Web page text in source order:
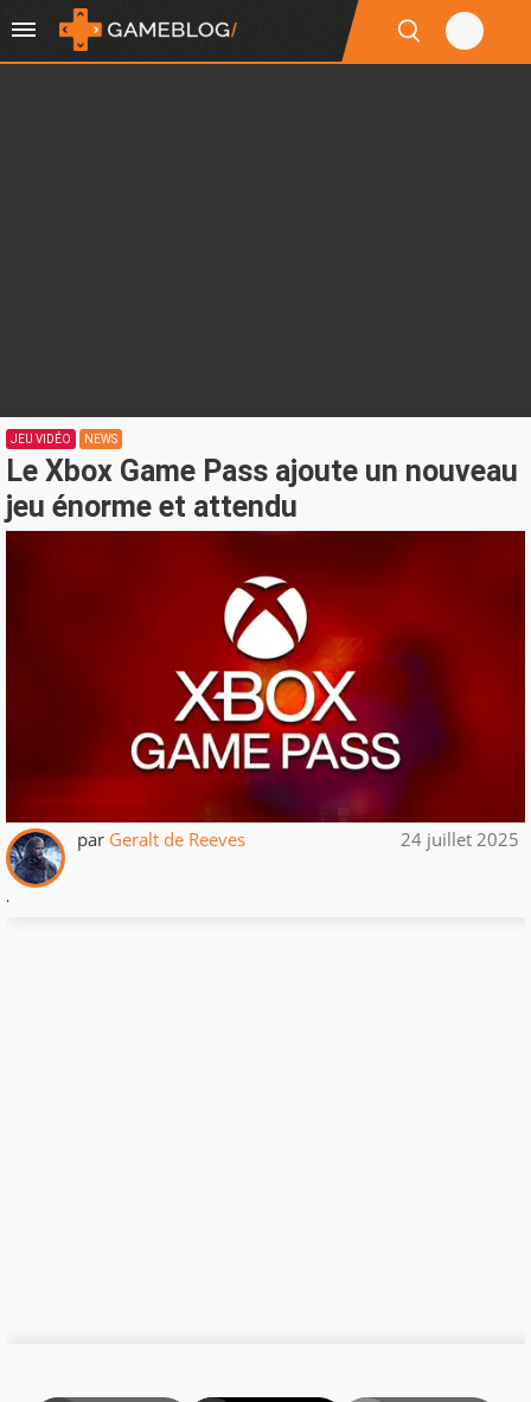
JEU VIDÉO NEWS
Le Xbox Game Pass ajoute un nouveau
jeu énorme et attendu
par Geralt de Reeves 24 juillet 2025
.